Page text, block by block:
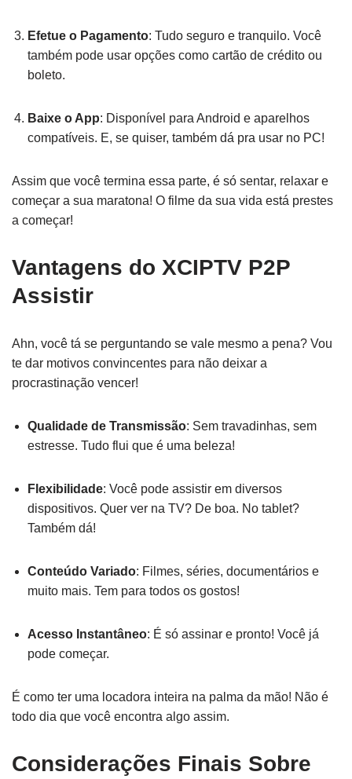
Efetue o Pagamento: Tudo seguro e tranquilo. Você
também pode usar opções como cartão de crédito ou
boleto.
Baixe o App: Disponível para Android e aparelhos
compatíveis. E, se quiser, também dá pra usar no PC!
Assim que você termina essa parte, é só sentar, relaxar e
começar a sua maratona! O filme da sua vida está prestes
a começar!
Vantagens do XCIPTV P2P
Assistir
Ahn, você tá se perguntando se vale mesmo a pena? Vou
te dar motivos convincentes para não deixar a
procrastinação vencer!
Qualidade de Transmissão: Sem travadinhas, sem
estresse. Tudo flui que é uma beleza!
Flexibilidade: Você pode assistir em diversos
dispositivos. Quer ver na TV? De boa. No tablet?
Também dá!
Conteúdo Variado: Filmes, séries, documentários e
muito mais. Tem para todos os gostos!
Acesso Instantâneo: É só assinar e pronto! Você já
pode começar.
É como ter uma locadora inteira na palma da mão! Não é
todo dia que você encontra algo assim.
Considerações Finais Sobre